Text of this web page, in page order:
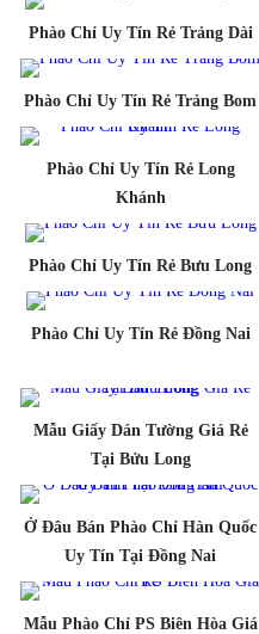
Phào Chỉ Uy Tín Rẻ Trảng Dài
Phào Chỉ Uy Tín Rẻ Trảng Bom
Phào Chỉ Uy Tín Rẻ Long
Khánh
Phào Chỉ Uy Tín Rẻ Bưu Long
Phào Chỉ Uy Tín Rẻ Đồng Nai
Mẫu Giấy Dán Tường Giá Rẻ
Tại Bửu Long
Ở Đâu Bán Phào Chỉ Hàn Quốc
Uy Tín Tại Đồng Nai
Mẫu Phào Chỉ PS Biên Hòa Giá